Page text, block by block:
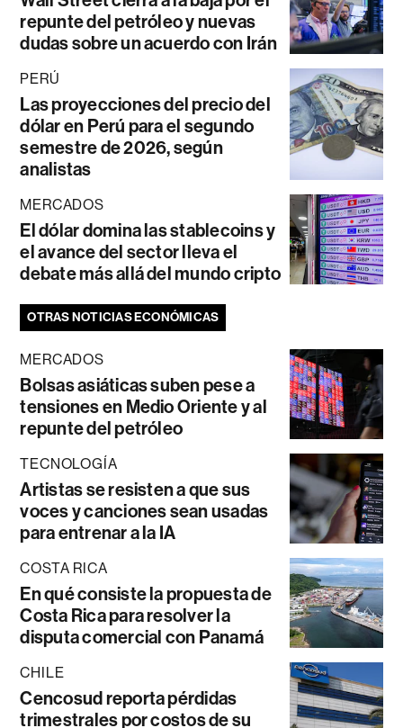
repunte del petróleo y nuevas
dudas sobre un acuerdo con Irán
PERÚ
Las proyecciones del precio del
dólar en Perú para el segundo
semestre de 2026, según
analistas
MERCADOS
El dólar domina las stablecoins y
el avance del sector lleva el
debate más allá del mundo cripto
OTRAS NOTICIAS ECONÓMICAS
MERCADOS
Bolsas asiáticas suben pese a
tensiones en Medio Oriente y al
repunte del petróleo
TECNOLOGÍA
Artistas se resisten a que sus
voces y canciones sean usadas
para entrenar a la IA
COSTA RICA
En qué consiste la propuesta de
Costa Rica para resolver la
disputa comercial con Panamá
CHILE
Cencosud reporta pérdidas
trimestrales por costos de su